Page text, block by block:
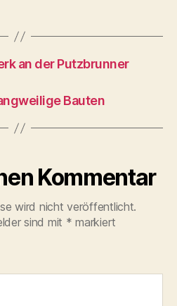
an der Putzbrunner
Bauten
Kommentar
wird nicht veröffentlicht.
sind mit * markiert